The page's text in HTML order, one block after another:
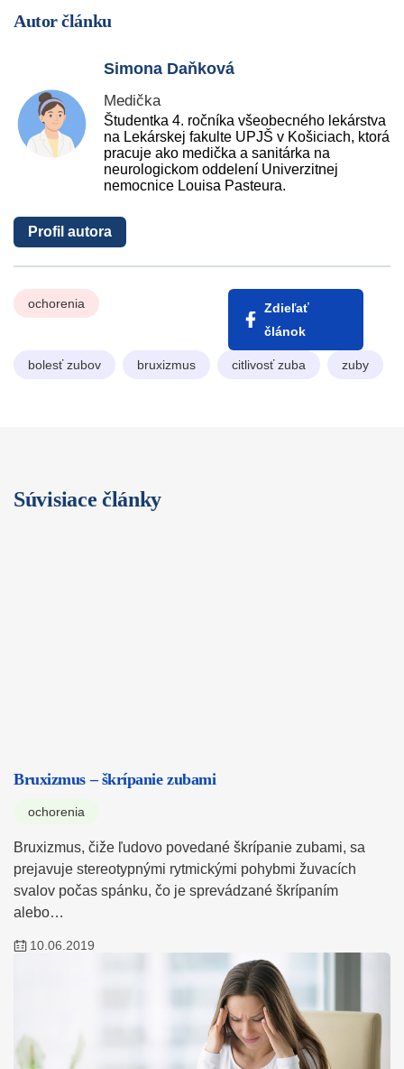
Autor článku
Simona Daňková
Medička
Študentka 4. ročníka všeobecného lekárstva
na Lekárskej fakulte UPJŠ v Košiciach, ktorá
pracuje ako medička a sanitárka na
neurologickom oddelení Univerzitnej
nemocnice Louisa Pasteura.
Profil autora
ochorenia
Zdieľať
článok
bolesť zubov bruxizmus citlivosť zuba zuby
Súvisiace články
Bruxizmus – škrípanie zubami
ochorenia
Bruxizmus, čiže ľudovo povedané škrípanie zubami, sa
prejavuje stereotypnými rytmickými pohybmi žuvacích
svalov počas spánku, čo je sprevádzané škrípaním
alebo…
10.06.2019